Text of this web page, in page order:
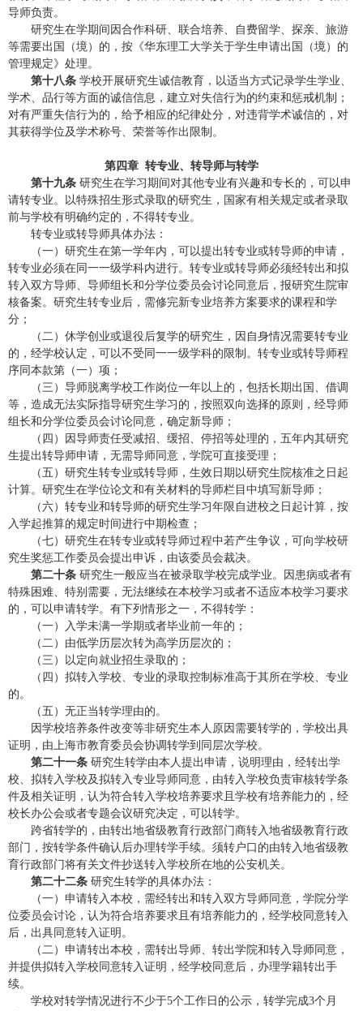
导师负责。
研究生在学期间因合作科研、联合培养、自费留学、探亲、旅游
等需要出国（境）的，按《华东理工大学关于学生申请出国（境）的
管理规定》处理。
第十八条 学校开展研究生诚信教育，以适当方式记录学生学业、
学术、品行等方面的诚信信息，建立对失信行为的约束和惩戒机制；
对有严重失信行为的，给予相应的纪律处分，对违背学术诚信的，对
其获得学位及学术称号、荣誉等作出限制。
第四章 转专业、转导师与转学
第十九条 研究生在学习期间对其他专业有兴趣和专长的，可以申
请转专业。以特殊招生形式录取的研究生，国家有相关规定或者录取
前与学校有明确约定的，不得转专业。
转专业或转导师具体办法：
（一）研究生在第一学年内，可以提出转专业或转导师的申请，
转专业必须在同一一级学科内进行。转专业或转导师必须经转出和拟
转入双方导师、导师组长和分学位委员会讨论同意后，报研究生院审
核备案。研究生转专业后，需修完新专业培养方案要求的课程和学
分；
（二）休学创业或退役后复学的研究生，因自身情况需要转专业
的，经学校认定，可以不受同一一级学科的限制。转专业或转导师程
序同本款第（一）项；
（三）导师脱离学校工作岗位一年以上的，包括长期出国、借调
等，造成无法实际指导研究生学习的，按照双向选择的原则，经导师
组长和分学位委员会讨论同意，确定新导师；
（四）因导师责任受减招、缓招、停招等处理的，五年内其研究
生提出转导师申请，无需导师同意，学院可直接受理；
（五）研究生转专业或转导师，生效日期以研究生院核准之日起
计算。研究生在学位论文和有关材料的导师栏目中填写新导师；
（六）转专业和转导师的研究生学习年限自进校之日起计算，按
入学起推算的规定时间进行中期检查；
（七）研究生在转专业或转导师过程中若产生争议，可向学校研
究生奖惩工作委员会提出申诉，由该委员会裁决。
第二十条 研究生一般应当在被录取学校完成学业。因患病或者有
特殊困难、特别需要，无法继续在本校学习或者不适应本校学习要求
的，可以申请转学。有下列情形之一，不得转学：
（一）入学未满一学期或者毕业前一年的；
（二）由低学历层次转为高学历层次的；
（三）以定向就业招生录取的；
（四）拟转入学校、专业的录取控制标准高于其所在学校、专业
的。
（五）无正当转学理由的。
因学校培养条件改变等非研究生本人原因需要转学的，学校出具
证明，由上海市教育委员会协调转学到同层次学校。
第二十一条 研究生转学由本人提出申请，说明理由，经转出学
校、拟转入学校及拟转入专业导师同意，由转入学校负责审核转学条
件及相关证明，认为符合转入学校培养要求且学校有培养能力的，经
校长办公会或者专题会议研究决定，可以转学。
跨省转学的，由转出地省级教育行政部门商转入地省级教育行政
部门，按转学条件确认后办理转学手续。须转户口的由转入地省级教
育行政部门将有关文件抄送转入学校所在地的公安机关。
第二十二条 研究生转学的具体办法：
（一）申请转入本校，需经转出和转入双方导师同意，学院分学
位委员会讨论，认为符合培养要求且有培养能力的，经学校同意转入
后，出具同意转入证明。
（二）申请转出本校，需转出导师、转出学院和转入导师同意，
并提供拟转入学校同意转入证明，经学校同意后，办理学籍转出手
续。
学校对转学情况进行不少于5个工作日的公示，转学完成3个月